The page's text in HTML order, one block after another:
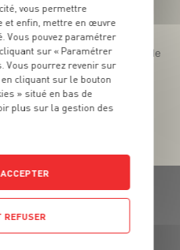
d’offres exclusives !
généreuses, des
le tout dans une seule
!
vous permettre
et enfin, mettre en œuvre
Vous pouvez paramétrer
sur « Paramétrer
Vous pourrez revenir sur
cliquant sur le bouton
» situé en bas de
plus sur la gestion des
REFUSER